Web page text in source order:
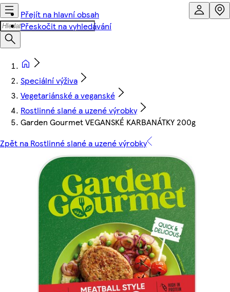
Přejít na hlavní obsah
Přeskočit na vyhledávání
Speciální výživa
Vegetariánské a veganské
Rostlinné slané a uzené výrobky
Garden Gourmet VEGANSKÉ KARBANÁTKY 200g
Zpět na Rostlinné slané a uzené výrobky